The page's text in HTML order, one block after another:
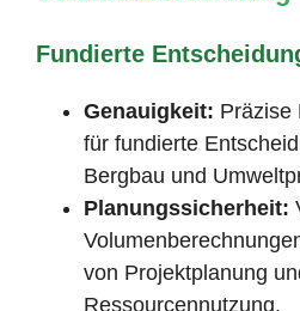
Fundierte
Genauigkeit: Präzise
für fundierte
Bergbau und
Planungssicherheit:
von Projektplanung
Ressourcennutzung.